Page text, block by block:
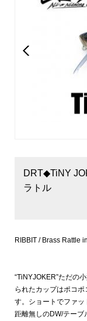
DRT◆TiNY
ラトル
RIBBIT / Brass Rattle
“TiNYJOKER”ただの
られたカップはポコ
す。ショートでファ
距離無しのDW/テーブ